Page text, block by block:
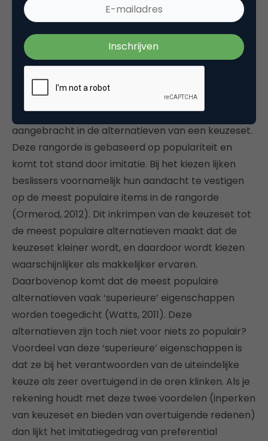
keuze kunnen onderbouwen (Scholten & Sherman,
2006). En juist op een overtuigende wijze de
uiteindelijke keuze kunnen verantwoorden lijkt
belangrijk te zijn voor beslissers (Shafir, Simonson, &
Tversky, 1993).
Door preferential attachment wordt een rangorde
aangebracht in de alternatieven van een keuzeset.
Deze rangorde is gebaseerd op populariteit en
komt tot stand door imitatie. Bij het kiezen lijken
beslissers voornamelijk hun aandacht te vestigen
op de meest populaire items in de rangorde
(Ormerod, 2012). Dit inkrimpen van de keuzeset tot
de meest populaire alternatieven maakt dat de
keuzeset kleiner wordt, en daardoor wordt kiezen
waarschijnlijker als makkelijker ervaren.
Daarbovenop komt dat de meest populaire
alternatieven vaak ‘superieure’ eigenschappen
worden toegedicht (Watts, 2011). Deze
alternatieven zijn toch niet voor niets zo populair?
Voordeel van deze ‘superieure’ eigenschappen is
dat ze bij het verantwoorden van de uiteindelijke
keuze als zeer overtuigend in de oren klinken. Als je
rekening houdt met deze twee voordelen (inperken
van keuzeset en bieden van overtuigende redenen)
dan lijkt het imitatiegedrag van preferential